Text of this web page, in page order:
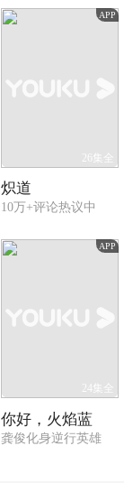
APP
26集全
炽道
10万+评论热议中
APP
24集全
你好，火焰蓝
龚俊化身逆行英雄